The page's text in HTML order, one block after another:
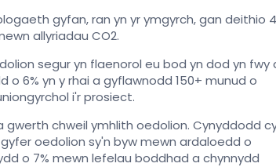
gyfan, ran yn yr ymgyrch, gan deithio
allyriadau CO2.
segur yn flaenorol eu bod yn dod yn fwy
6% yn y rhai a gyflawnodd 150+ munud o
i'r prosiect.
chweil ymhlith oedolion. Cynyddodd
oedolion sy'n byw mewn ardaloedd o
o 7% mewn lefelau boddhad a chynnydd